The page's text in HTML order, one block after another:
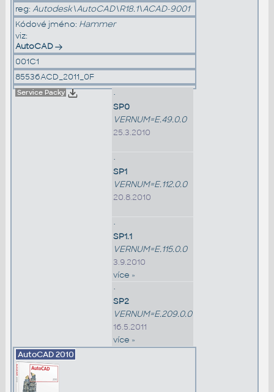
reg: Autodesk\AutoCAD\R18.1\ACAD-9001
Kódové jméno: Hammer
viz:
AutoCAD
001C1
85536ACD_2011_0F
Service Packy
•
SP0
VERNUM=E.49.0.0
25.3.2010
•
SP1
VERNUM=E.112.0.0
20.8.2010
•
SP1.1
VERNUM=E.115.0.0
3.9.2010
více »
•
SP2
VERNUM=E.209.0.0
16.5.2011
více »
AutoCAD2010